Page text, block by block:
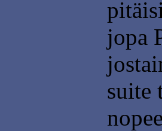
jopa
suite